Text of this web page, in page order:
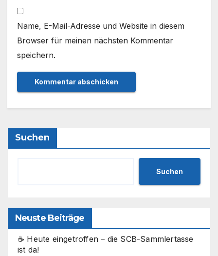
Name, E-Mail-Adresse und Website in diesem
Browser für meinen nächsten Kommentar
speichern.
Suchen
Suchen
Neuste Beiträge
☕ Heute eingetroffen – die SCB-Sammlertasse
ist da!